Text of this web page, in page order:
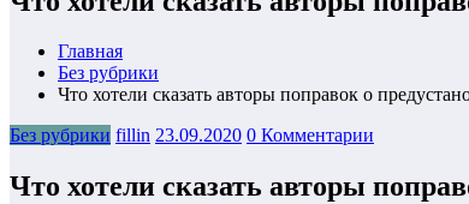
Главная
Без рубрики
Что хотели сказать авторы поправок о
Без рубрики fillin 23.09.2020 0 Комментарии
Что хотели сказать авторы